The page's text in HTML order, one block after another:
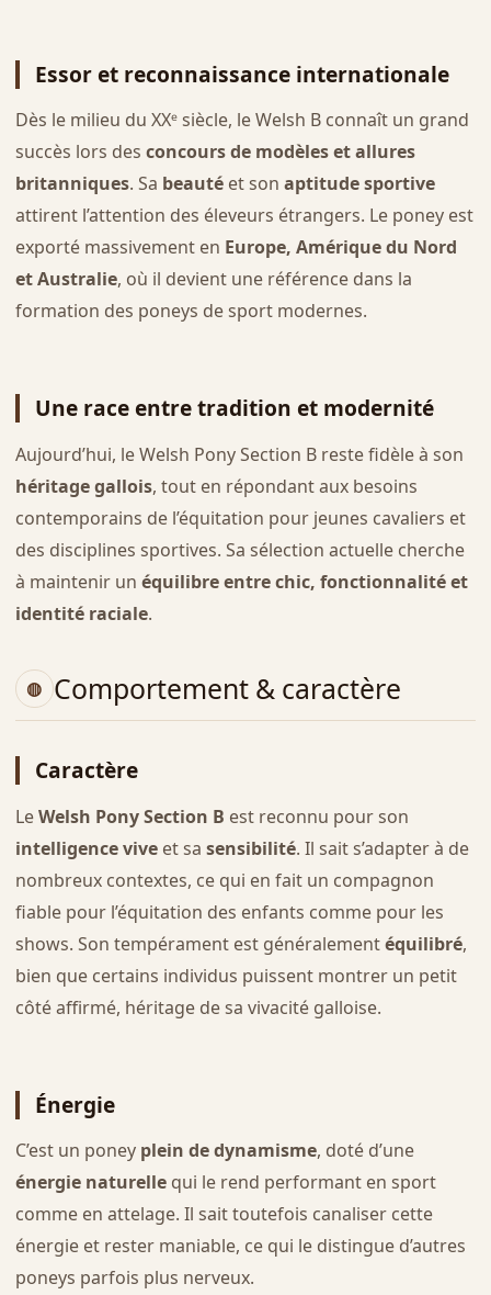
Essor et reconnaissance internationale
Dès le milieu du XXᵉ siècle, le Welsh B connaît un grand
succès lors des concours de modèles et allures
britanniques. Sa beautéet son aptitude sportive
attirent l’attention des éleveurs étrangers. Le poney est
exporté massivement en Europe, Amérique du Nord
et Australie, où il devient une référence dans la
formation des poneys de sport modernes.
Une race entre tradition et modernité
Aujourd’hui, le Welsh Pony Section B reste fidèle à son
héritage gallois, tout en répondant aux besoins
contemporains de l’équitation pour jeunes cavaliers et
des disciplines sportives. Sa sélection actuelle cherche
à maintenir un équilibre entre chic, fonctionnalité et
identité raciale.
Comportement & caractère
Caractère
LeWelsh Pony Section B est reconnu pour son
intelligence viveet sa sensibilité. Il sait s’adapter à de
nombreux contextes, ce qui en fait un compagnon
fiable pour l’équitation des enfants comme pour les
shows. Son tempérament est généralementéquilibré,
bien que certains individus puissent montrer un petit
côté affirmé, héritage de sa vivacité galloise.
Énergie
C’est un poney plein de dynamisme, doté d’une
énergie naturellequi le rend performant en sport
comme en attelage. Il sait toutefois canaliser cette
énergie et rester maniable, ce qui le distingue d’autres
poneys parfois plus nerveux.